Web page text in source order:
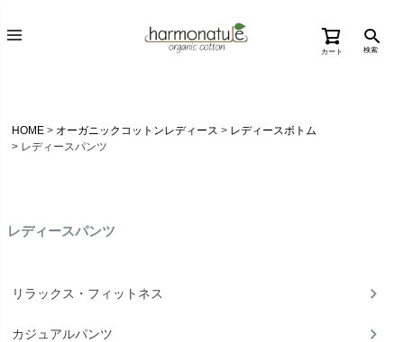
カート 検索
HOME オーガニックコットンレディース
レディースボトム
レディースパンツ
レディースパンツ
リラックス・フィットネス
カジュアルパンツ